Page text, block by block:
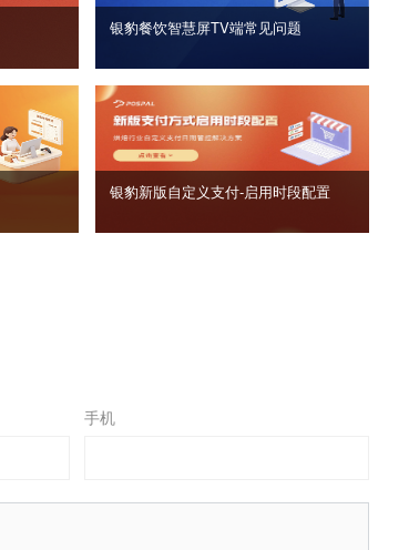
银豹餐饮智慧屏TV端常见问题
银豹新版自定义支付‑启用时段配置
手机